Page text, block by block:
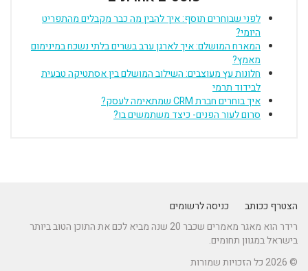
לפני שבוחרים תוסף: איך להבין מה כבר מקבלים מהתפריט
היומי?
המארח המושלם: איך לארגן ערב בשרים בלתי נשכח במינימום
מאמץ?
חלונות עץ מעוצבים: השילוב המושלם בין אסתטיקה טבעית
לבידוד תרמי
איך בוחרים חברת CRM שמתאימה לעסק?
סרום לעור הפנים- כיצד משתמשים בו?
הצטרף ככותב
כניסה לרשומים
רידר הוא מאגר מאמרים שכבר 20 שנה מביא לכם את התוכן הטוב ביותר
בישראל במגוון תחומים.
© 2026 כל הזכויות שמורות